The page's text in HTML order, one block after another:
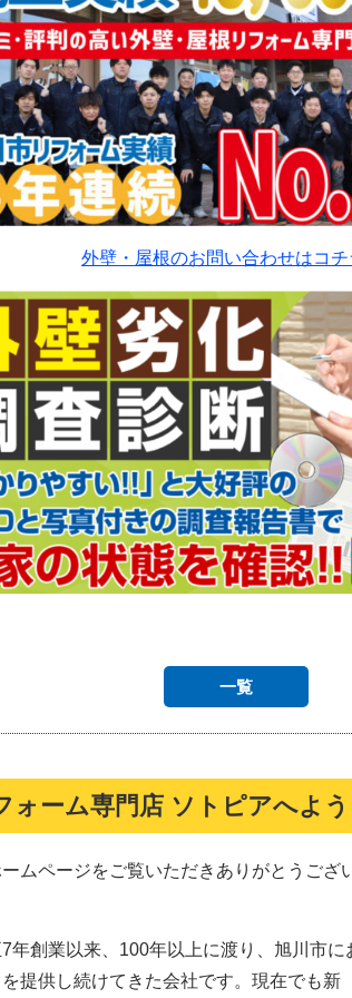
外壁・屋根のお問い合わせはコ
一覧
ォーム専門店 ソトピアへよ
ムページをご覧いただきありがとうござ
年創業以来、100年以上に渡り、旭川市に
提供し続けてきた会社です。現在でも新